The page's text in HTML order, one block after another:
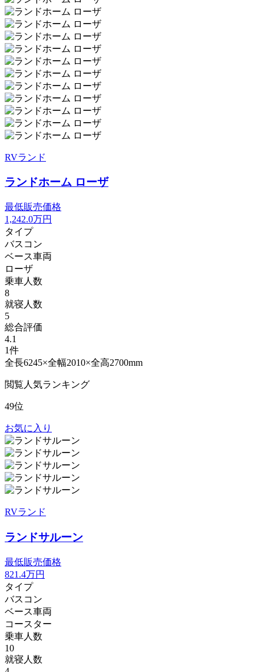
RVランド
ランドホーム ローザ
最低販売価格
1,242.0万円
タイプ
バスコン
ベース車両
ローザ
乗車人数
8
就寝人数
5
総合評価
4.1
1件
全長6245×全幅2010×全高2700mm
閲覧人気ランキング
49位
お気に入り
RVランド
ランドサルーン
最低販売価格
821.4万円
タイプ
バスコン
ベース車両
コースター
乗車人数
10
就寝人数